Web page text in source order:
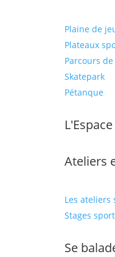
Plaine de
Plateaux
Parcours
Skatepark
Pétanque
Ateliers
Les ateliers
Stages
Se